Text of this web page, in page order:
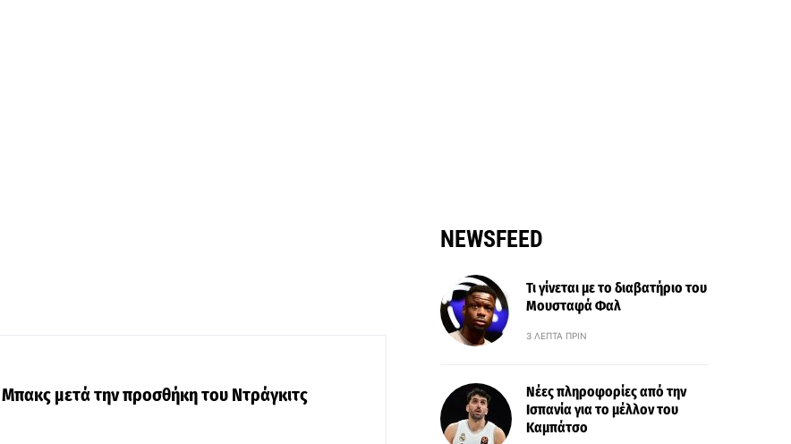
μετά την προσθήκη του Ντράγκιτς
NEWSFEED
Τι γίνεται με το διαβατήριο του
Μουσταφά Φαλ
3 ΛΕΠΤΆ ΠΡΙΝ
Νέες πληροφορίες από την
Ισπανία για το μέλλον του
Καμπάτσο